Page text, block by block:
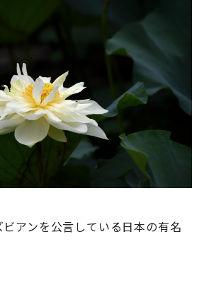
アンを公言している日本の有名